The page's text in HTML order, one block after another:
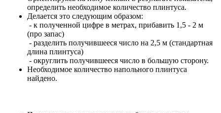
определить необходимое количество плинтуса.
Делается это следующим образом:
- к полученной цифре в метрах, прибавить 1,5 - 2 м
(про запас)
- разделить получившееся число на 2,5 м (стандартная
длина плинтуса)
- округлить получившееся число в большую сторону.
Необходимое количество напольного плинтуса
найдено.